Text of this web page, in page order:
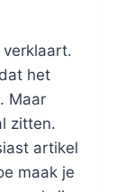
verklaart.
het
Maar
zitten.
artikel
maak je